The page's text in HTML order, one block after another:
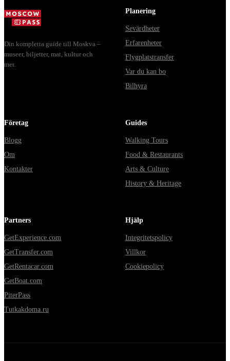
Din kompletta guide till Moskva –
museer, biljetter, mat, kultur och
mer.
Planering
Sevärdheter
Erfarenheter
Flygplatstransfer
Var du kan bo
Bilhyra
Företag
Blogg
Om
Kontakter
Guides
Walking Tours
Food & Restaurants
Arts & Culture
History & Heritage
Partners
GetExperience.com
GetTransfer.com
GetRentacar.com
GetBoat.com
PiterPass
Tutkakdoma.ru
Hjälp
Integritetspolicy
Villkor
Cookiepolicy